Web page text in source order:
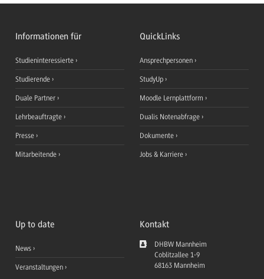
Informationen für
Studieninteressierte
Studierende
Duale Partner
Lehrbeauftragte
Presse
Mitarbeitende
QuickLinks
Ansprechpersonen
StudyUp
Moodle Lernplattform
Dualis Notenabfrage
Dokumente
Jobs & Karriere
Up to date
News
Veranstaltungen
Kontakt
DHBW Mannheim
Coblitzallee 1-9
68163 Mannheim